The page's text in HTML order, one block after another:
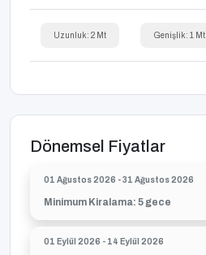
Uzunluk: 2 Mt Genişlik: 1 Mt
Dönemsel Fiyatlar
01 Ağustos 2026 - 31 Ağustos 2026
Minimum Kiralama: 5 gece
01 Eylül 2026 - 14 Eylül 2026